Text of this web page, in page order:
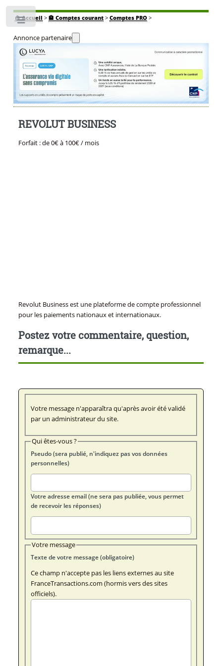
🏠Accueil > 🏦 Comptes courant> Comptes PRO>
Annonce partenaire
REVOLUT BUSINESS
Forfait : de 0€ à 100€ / mois
Revolut Business est une plateforme de compte professionnel
pour les paiements nationaux et internationaux.
Postez votre commentaire, question,
remarque...
Votre message n'apparaîtra qu'après avoir été validé
par un administrateur du site.
Qui êtes-vous ?
Pseudo (sera publié, n'indiquez pas vos données
personnelles)
Votre adresse email (ne sera pas publiée, vous permet
de recevoir les réponses)
Votre message
Texte de votre message (obligatoire)
Ce champ n'accepte pas les liens externes au site
FranceTransactions.com (hormis vers des sites
officiels).
Toggle